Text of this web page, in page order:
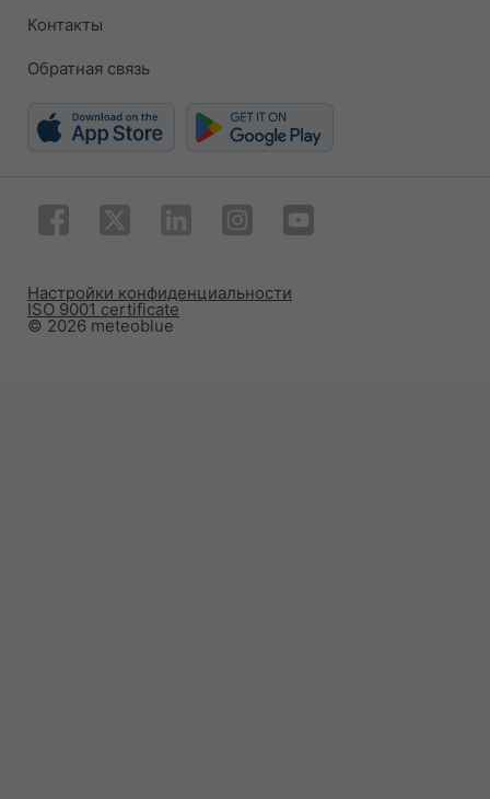
Контакты
Обратная связь
© 2026 meteoblue
ISO 9001 certificate
Настройки конфиденциальности